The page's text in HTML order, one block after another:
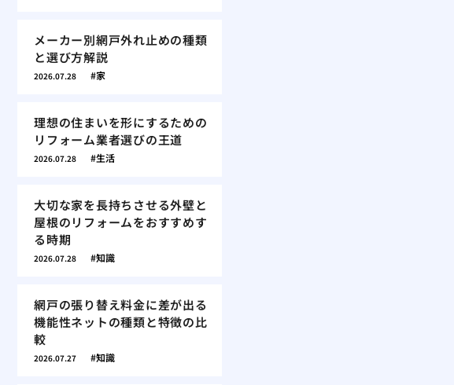
メーカー別網戸外れ止めの種類
と選び方解説
2026.07.28 家
理想の住まいを形にするための
リフォーム業者選びの王道
2026.07.28 生活
大切な家を長持ちさせる外壁と
屋根のリフォームをおすすめす
る時期
2026.07.28 知識
網戸の張り替え料金に差が出る
機能性ネットの種類と特徴の比
較
2026.07.27 知識